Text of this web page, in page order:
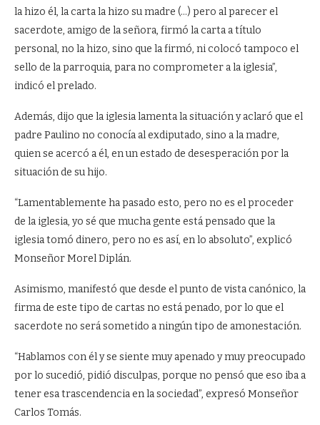
la hizo él, la carta la hizo su madre (…) pero al parecer el
sacerdote, amigo de la señora, firmó la carta a título
personal, no la hizo, sino que la firmó, ni colocó tampoco el
sello de la parroquia, para no comprometer a la iglesia”,
indicó el prelado.
Además, dijo que la iglesia lamenta la situación y aclaró que el
padre Paulino no conocía al exdiputado, sino a la madre,
quien se acercó a él, en un estado de desesperación por la
situación de su hijo.
“Lamentablemente ha pasado esto, pero no es el proceder
de la iglesia, yo sé que mucha gente está pensado que la
iglesia tomó dinero, pero no es así, en lo absoluto”, explicó
Monseñor Morel Diplán.
Asimismo, manifestó que desde el punto de vista canónico, la
firma de este tipo de cartas no está penado, por lo que el
sacerdote no será sometido a ningún tipo de amonestación.
“Hablamos con él y se siente muy apenado y muy preocupado
por lo sucedió, pidió disculpas, porque no pensó que eso iba a
tener esa trascendencia en la sociedad”, expresó Monseñor
Carlos Tomás.